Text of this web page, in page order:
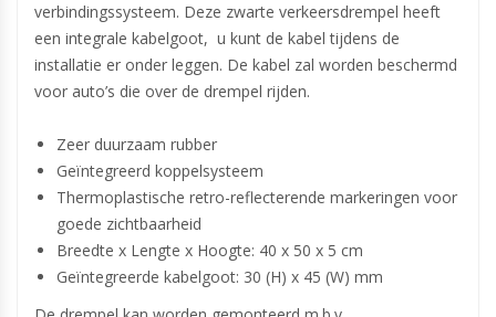
verbindingssysteem. Deze zwarte verkeersdrempel heeft
een integrale kabelgoot, u kunt de kabel tijdens de
installatie er onder leggen. De kabel zal worden beschermd
voor auto’s die over de drempel rijden.
Zeer duurzaam rubber
Geïntegreerd koppelsysteem
Thermoplastische retro-reflecterende markeringen voor
goede zichtbaarheid
Breedte x Lengte x Hoogte: 40 x 50 x 5 cm
Geïntegreerde kabelgoot: 30 (H) x 45 (W) mm